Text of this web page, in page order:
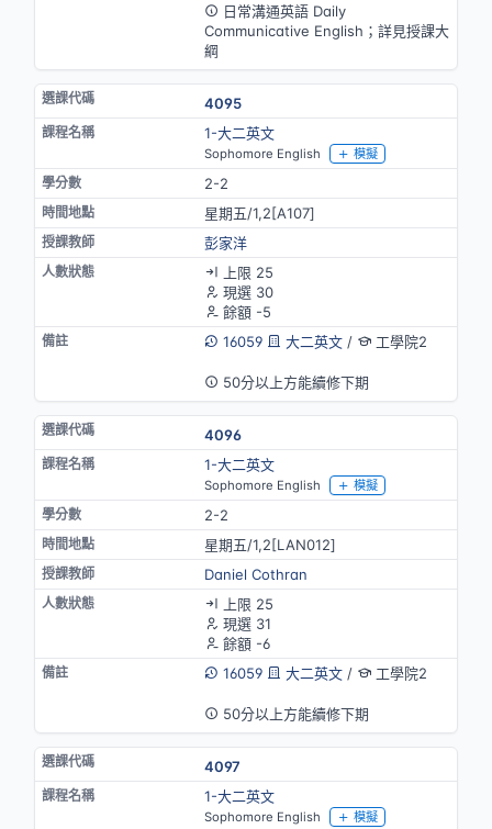
日常溝通英語 Daily
Communicative English；詳見授課大
綱
4095
1-大二英文
Sophomore English 模擬
2-2
星期五/1,2[A107]
彭家洋
上限 25
現選 30
餘額 -5
16059
大二英文/ 工學院2
50分以上方能續修下期
4096
1-大二英文
Sophomore English 模擬
2-2
星期五/1,2[LAN012]
Daniel Cothran
上限 25
現選 31
餘額 -6
16059
大二英文/ 工學院2
50分以上方能續修下期
4097
1-大二英文
Sophomore English 模擬